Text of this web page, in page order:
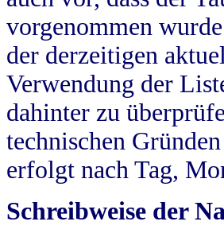
vorgenommen
der derzeitigen
Verwendung der
dahinter zu
technischen
erfolgt nach Tag,
Schreibweise der